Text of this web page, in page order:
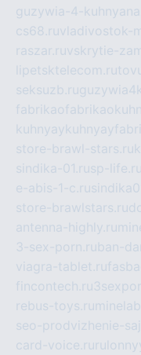
guzywia-4-
cs68.ruvladivostok-
raszar.ruvskrytie-
lipetsktelecom.ru
seksuzb.ru
store-brawl-stars.ru
sindika-01.rusp-life.ru
e-abis-1-c.ru
store-brawlstars.ru
antenna-highly.ru
3-sex-porn.ruban-
viagra-tablet.ru
fincontech.ru
rebus-toys.ru
seo-prodvizhenie-
card-voice.ru